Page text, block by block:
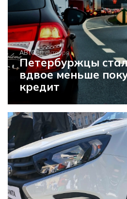
АВТО30 октября
Петербуржцы
вдвое меньше
кредит